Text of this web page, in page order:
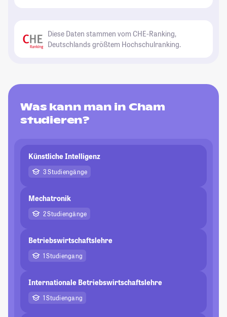
Diese Daten stammen vom CHE-Ranking,
Deutschlands größtem Hochschulranking.
Was kann man in Cham
studieren?
Künstliche Intelligenz
3 Studiengänge
Mechatronik
2 Studiengänge
Betriebswirtschaftslehre
1 Studiengang
Internationale Betriebswirtschaftslehre
1 Studiengang